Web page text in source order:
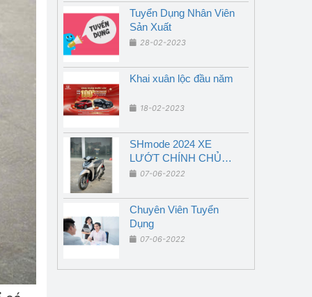
Tuyển Dụng Nhân Viên
Sản Xuất
28-02-2023
Khai xuân lộc đầu năm
18-02-2023
SHmode 2024 XE
LƯỚT CHÍNH CHỦ
GIÁ RẺ
07-06-2022
Chuyên Viên Tuyển
Dụng
07-06-2022